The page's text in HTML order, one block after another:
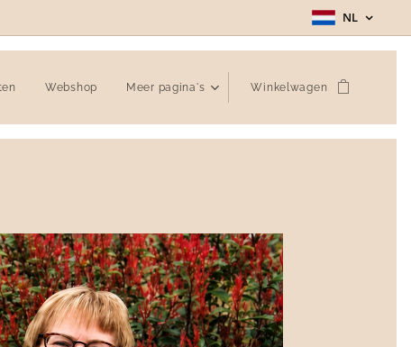
NL
Webshop Meer pagina's Winkelwagen